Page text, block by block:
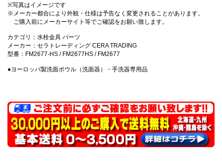
※写真はイメージです
※メーカー都合により外観・仕様は予告なく変更されることがあります。
ご購入前にメーカーサイト等でご確認をお願い致します。
カテゴリ：水栓金具 パーツ
メーカー：セラトレーディング CERA TRADING
型番：FM2677-HS / FM2677HS / FM2677
●ヨーロッパ製洗面ボウル（洗面器）・手洗器専用品